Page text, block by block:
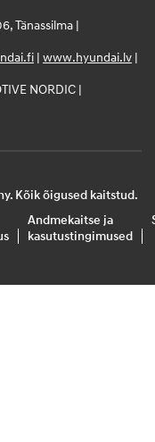
Tänassilma |
| www.hyundai.lv |
NORDIC |
Kõik õigused kaitstud.
Andmekaitse ja
kasutustingimused